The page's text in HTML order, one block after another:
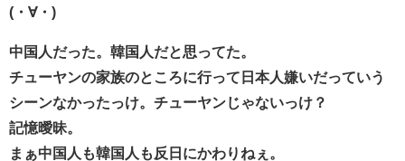
(・∀・)
中国人だった。韓国人だと思ってた。
チューヤンの家族のところに行って日本人嫌いだっていう
シーンなかったっけ。チューヤンじゃないっけ？
記憶曖昧。
まぁ中国人も韓国人も反日にかわりねぇ。